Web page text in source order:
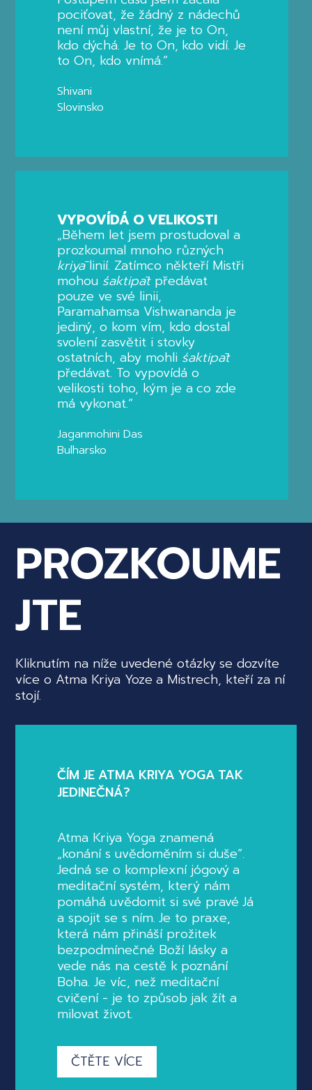
pociťovat, že žádný z nádechů
není můj vlastní, že je to On,
kdo dýchá. Je to On, kdo vidí. Je
to On, kdo vnímá.“
Shivani
Slovinsko
VYPOVÍDÁ O VELIKOSTI
„Během let jsem prostudoval a
prozkoumal mnoho různých
kriyālinií. Zatímco někteří Mistři
mohou śaktipāt předávat
pouze ve své linii,
Paramahamsa Vishwananda je
jediný, o kom vím, kdo dostal
svolení zasvětit i stovky
ostatních, aby mohli śaktipāt
předávat. To vypovídá o
velikosti toho, kým je a co zde
má vykonat.“
Jaganmohini Das
Bulharsko
PROZKOUME
JTE
Kliknutím na níže uvedené otázky se dozvíte
více o Atma Kriya Yoze a Mistrech, kteří za ní
stojí.
ČÍM JE ATMA KRIYA YOGA TAK
JEDINEČNÁ?
Atma Kriya Yoga znamená
„konání s uvědoměním si duše“.
Jedná se o komplexní jógový a
meditační systém, který nám
pomáhá uvědomit si své pravé Já
a spojit se s ním. Je to praxe,
která nám přináší prožitek
bezpodmínečné Boží lásky a
vede nás na cestě k poznání
Boha. Je víc, než meditační
cvičení - je to způsob jak žít a
milovat život.
ČTĚTE VÍCE